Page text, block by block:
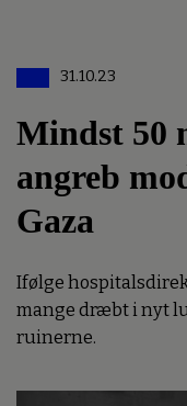
31.10.23
Mindst 50
angreb
Gaza
Ifølge
mange dræbt i nyt
ruinerne.